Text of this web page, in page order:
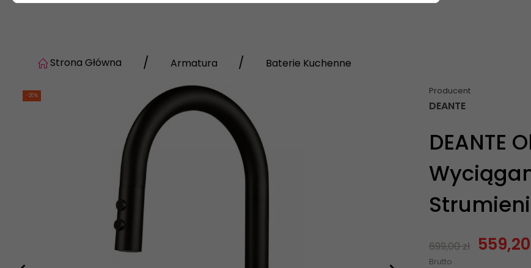
Strona Główna Armatura Baterie Kuchenne
-20% Producent
DEANTE
DEANTE
699,00 zł 559,20
Brutto